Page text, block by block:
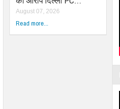
August 07, 2026
Read more...